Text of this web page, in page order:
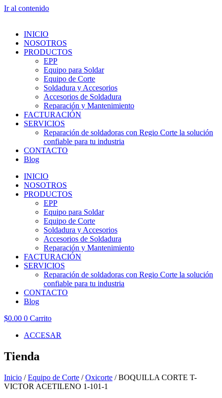
Ir al contenido
INICIO
NOSOTROS
PRODUCTOS
EPP
Equipo para Soldar
Equipo de Corte
Soldadura y Accesorios
Accesorios de Soldadura
Reparación y Mantenimiento
FACTURACIÓN
SERVICIOS
Reparación de soldadoras con Regio Corte la solución
confiable para tu industria
CONTACTO
Blog
INICIO
NOSOTROS
PRODUCTOS
EPP
Equipo para Soldar
Equipo de Corte
Soldadura y Accesorios
Accesorios de Soldadura
Reparación y Mantenimiento
FACTURACIÓN
SERVICIOS
Reparación de soldadoras con Regio Corte la solución
confiable para tu industria
CONTACTO
Blog
$0.00 0 Carrito
ACCESAR
Tienda
Inicio /Equipo de Corte /Oxicorte / BOQUILLA CORTE T-
VICTOR ACETILENO 1-101-1